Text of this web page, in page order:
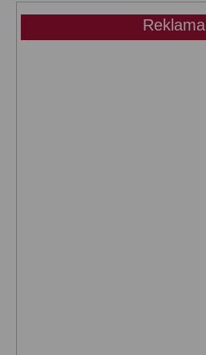
Reklama